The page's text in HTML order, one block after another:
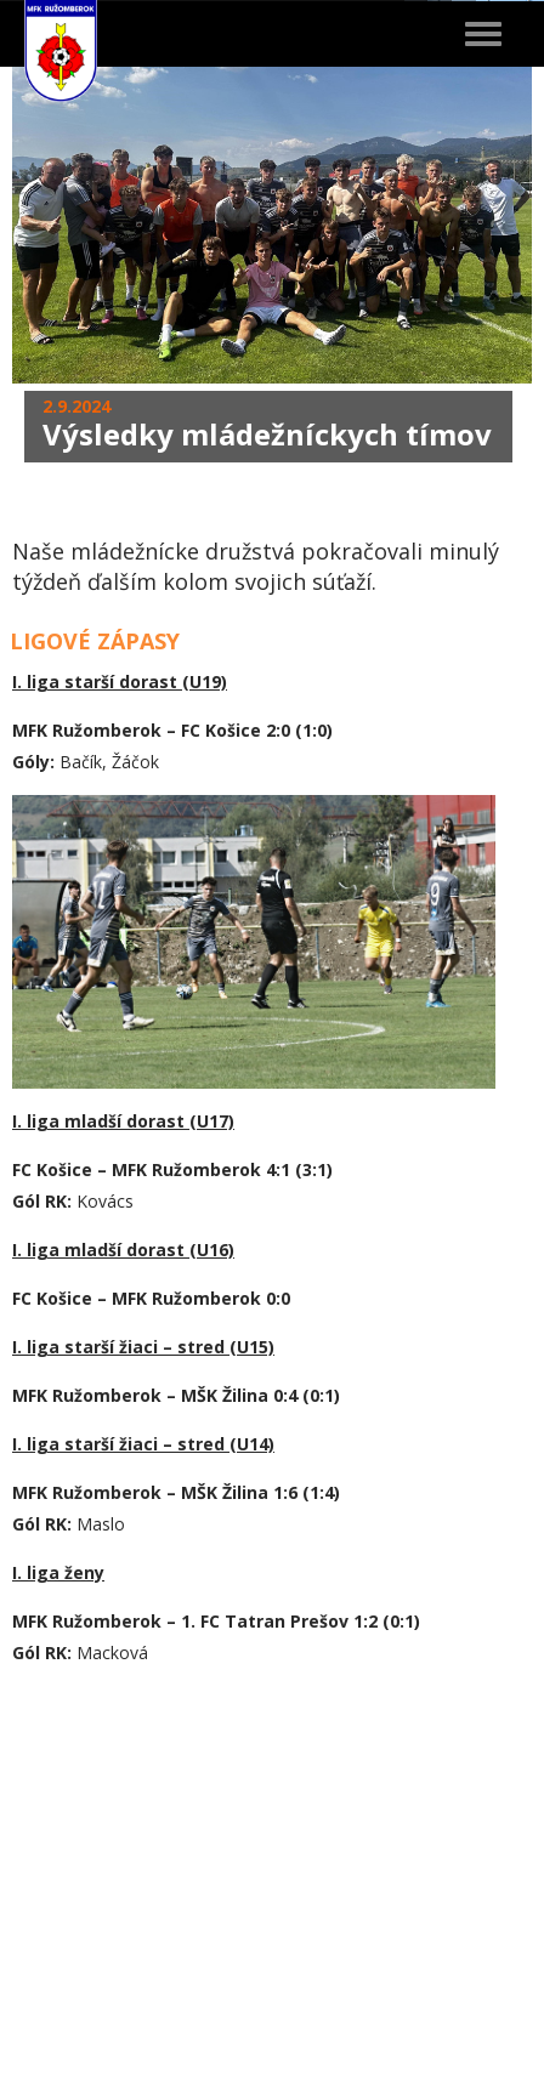
Toggle
2.9.2024
Výsledky mládežníckych tímov
Naše mládežnícke družstvá pokračovali minulý
týždeň ďalším kolom svojich súťaží.
LIGOVÉ ZÁPASY
I. liga starší dorast (U19)
MFK Ružomberok – FC Košice 2:0 (1:0)
Góly: Bačík, Žáčok
I. liga mladší dorast (U17)
FC Košice – MFK Ružomberok 4:1 (3:1)
Gól RK: Kovács
I. liga mladší dorast (U16)
FC Košice – MFK Ružomberok 0:0
I. liga starší žiaci – stred (U15)
MFK Ružomberok – MŠK Žilina 0:4 (0:1)
I. liga starší žiaci – stred (U14)
MFK Ružomberok – MŠK Žilina 1:6 (1:4)
Gól RK: Maslo
I. liga ženy
MFK Ružomberok – 1. FC Tatran Prešov 1:2 (0:1)
Gól RK: Macková